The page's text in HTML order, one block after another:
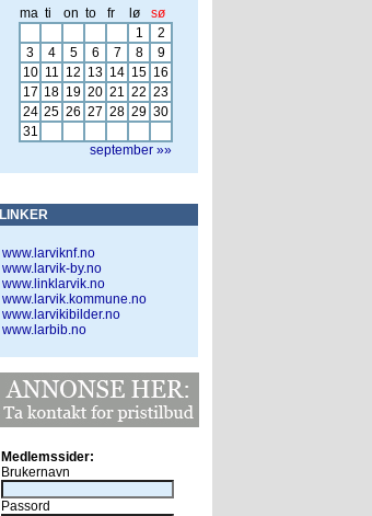
ma ti on to fr lø
sø
1
2
3
4 5 6 7 8
9
10 11 12 13 14 15 16
17 18 19 20 21 22 23
24 25 26 27 28 29 30
31
september »»
LINKER
www.larviknf.no
www.larvik-by.no
www.linklarvik.no
www.larvik.kommune.no
www.larvikibilder.no
www.larbib.no
Medlemssider:
Brukernavn
Passord